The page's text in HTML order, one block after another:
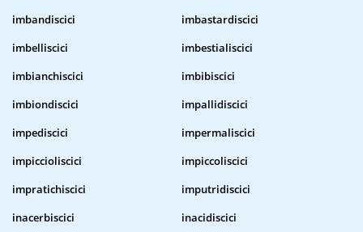
imbandiscici
imbastardiscici
imbelliscici
imbestialiscici
imbianchiscici
imbibiscici
imbiondiscici
impallidiscici
impediscici
impermaliscici
impiccioliscici
impiccoliscici
impratichiscici
imputridiscici
inacerbiscici
inacidiscici